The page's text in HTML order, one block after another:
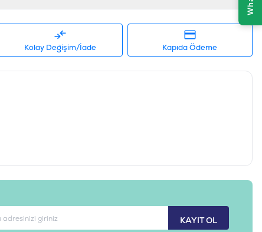
Kolay Değişim/İade Kapıda Ödeme
KAYIT OL